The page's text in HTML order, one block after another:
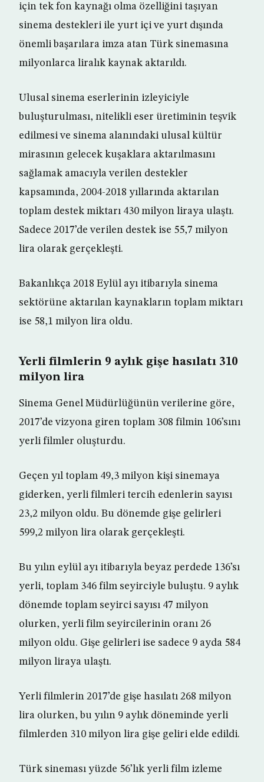
için tek fon kaynağı olma özelliğini taşıyan
sinema destekleri ile yurt içi ve yurt dışında
önemli başarılara imza atan Türk sinemasına
milyonlarca liralık kaynak aktarıldı.
Ulusal sinema eserlerinin izleyiciyle
buluşturulması, nitelikli eser üretiminin teşvik
edilmesi ve sinema alanındaki ulusal kültür
mirasının gelecek kuşaklara aktarılmasını
sağlamak amacıyla verilen destekler
kapsamında, 2004-2018 yıllarında aktarılan
toplam destek miktarı 430 milyon liraya ulaştı.
Sadece 2017’de verilen destek ise 55,7 milyon
lira olarak gerçekleşti.
Bakanlıkça 2018 Eylül ayı itibarıyla sinema
sektörüne aktarılan kaynakların toplam miktarı
ise 58,1 milyon lira oldu.
Yerli filmlerin 9 aylık gişe hasılatı 310
milyon lira
Sinema Genel Müdürlüğünün verilerine göre,
2017’de vizyona giren toplam 308 filmin 106’sını
yerli filmler oluşturdu.
Geçen yıl toplam 49,3 milyon kişi sinemaya
giderken, yerli filmleri tercih edenlerin sayısı
23,2 milyon oldu. Bu dönemde gişe gelirleri
599,2 milyon lira olarak gerçekleşti.
Bu yılın eylül ayı itibarıyla beyaz perdede 136’sı
yerli, toplam 346 film seyirciyle buluştu. 9 aylık
dönemde toplam seyirci sayısı 47 milyon
olurken, yerli film seyircilerinin oranı 26
milyon oldu. Gişe gelirleri ise sadece 9 ayda 584
milyon liraya ulaştı.
Yerli filmlerin 2017’de gişe hasılatı 268 milyon
lira olurken, bu yılın 9 aylık döneminde yerli
filmlerden 310 milyon lira gişe geliri elde edildi.
Türk sineması yüzde 56’lık yerli film izleme